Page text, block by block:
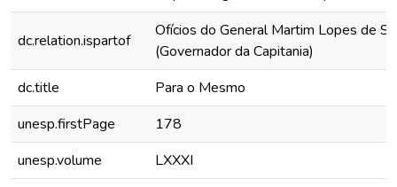
dc.relation.ispartof
Ofícios do General Martim Lopes de
(Governador da Capitania)
dc.title
Para o Mesmo
unesp.firstPage
178
unesp.volume
LXXXI